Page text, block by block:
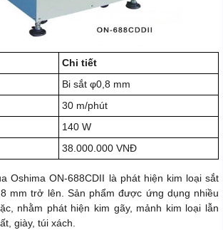
Chi tiết
Bi sắt φ0,8 mm
30 m/phút
140 W
38.000.000 VNĐ
Oshima ON-688CDII là phát hiện kim loại sắt
mm trở lên. Sản phẩm được ứng dụng nhiều
nhằm phát hiện kim gãy, mảnh kim loại lẫn
giày, túi xách.